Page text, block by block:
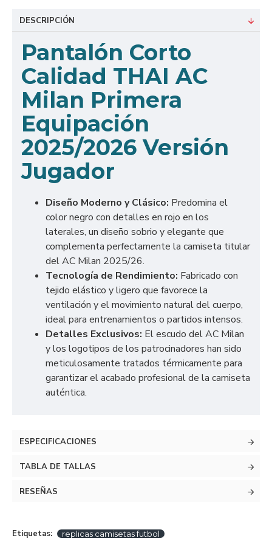
DESCRIPCIÓN
Pantalón Corto
Calidad THAI AC
Milan Primera
Equipación
2025/2026 Versión
Jugador
Diseño Moderno y Clásico: Predomina el
color negro con detalles en rojo en los
laterales, un diseño sobrio y elegante que
complementa perfectamente la camiseta titular
del AC Milan 2025/26.
Tecnología de Rendimiento: Fabricado con
tejido elástico y ligero que favorece la
ventilación y el movimiento natural del cuerpo,
ideal para entrenamientos o partidos intensos.
Detalles Exclusivos: El escudo del AC Milan
y los logotipos de los patrocinadores han sido
meticulosamente tratados térmicamente para
garantizar el acabado profesional de la camiseta
auténtica.
ESPECIFICACIONES
TABLA DE TALLAS
RESEÑAS
Etiquetas: replicas camisetas futbol